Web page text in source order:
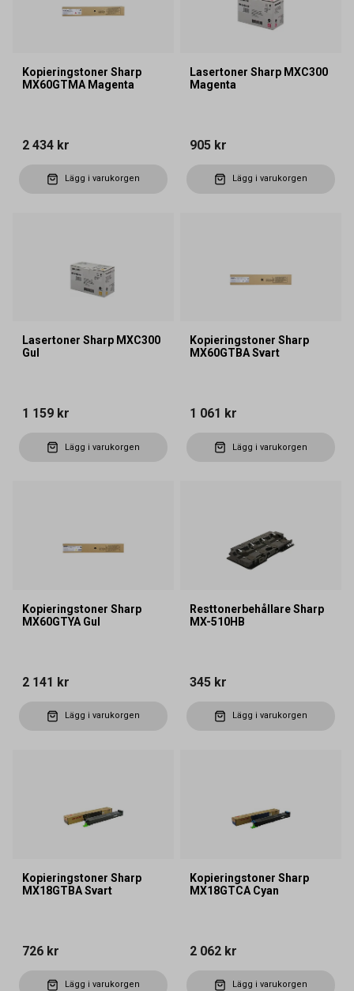
Kopieringstoner Sharp
MX60GTMA Magenta
2 434 kr
Lägg i varukorgen
Lasertoner Sharp MXC300
Magenta
905 kr
Lägg i varukorgen
Lasertoner Sharp MXC300
Gul
1 159 kr
Lägg i varukorgen
Kopieringstoner Sharp
MX60GTBA Svart
1 061 kr
Lägg i varukorgen
Kopieringstoner Sharp
MX60GTYA Gul
2 141 kr
Lägg i varukorgen
Resttonerbehållare Sharp
MX-510HB
345 kr
Lägg i varukorgen
Kopieringstoner Sharp
MX18GTBA Svart
726 kr
Lägg i varukorgen
Kopieringstoner Sharp
MX18GTCA Cyan
2 062 kr
Lägg i varukorgen